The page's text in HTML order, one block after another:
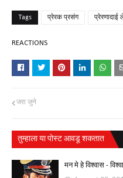
Tags प्रेरक प्रसंग प्रेरणादाई
REACTIONS
जरा जुने
तुम्‍हाला या पोस्‍ट आवडू शकतात
मन मे हे विश्वास -